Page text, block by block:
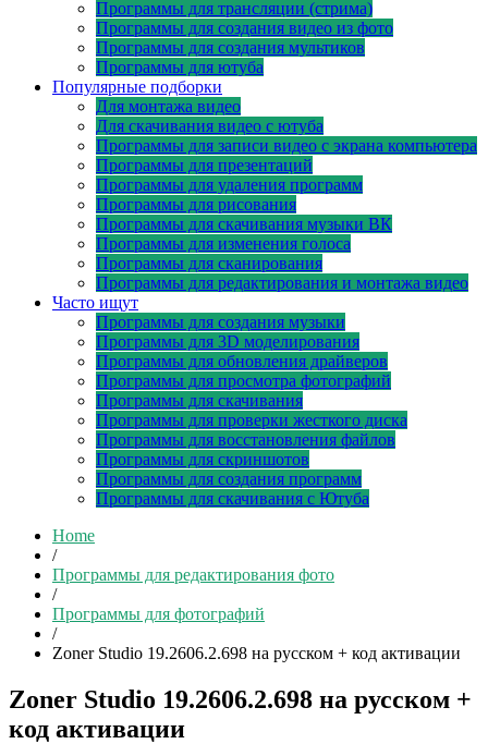
Программы для трансляции (стрима)
Программы для создания видео из фото
Программы для создания мультиков
Программы для ютуба
Популярные подборки
Для монтажа видео
Для скачивания видео с ютуба
Программы для записи видео с экрана компьютера
Программы для презентаций
Программы для удаления программ
Программы для рисования
Программы для скачивания музыки ВК
Программы для изменения голоса
Программы для сканирования
Программы для редактирования и монтажа видео
Часто ищут
Программы для создания музыки
Программы для 3D моделирования
Программы для обновления драйверов
Программы для просмотра фотографий
Программы для скачивания
Программы для проверки жесткого диска
Программы для восстановления файлов
Программы для скриншотов
Программы для создания программ
Программы для скачивания с Ютуба
Home
/
Программы для редактирования фото
/
Программы для фотографий
/
Zoner Studio 19.2606.2.698 на русском + код активации
Zoner Studio 19.2606.2.698 на русском +
код активации